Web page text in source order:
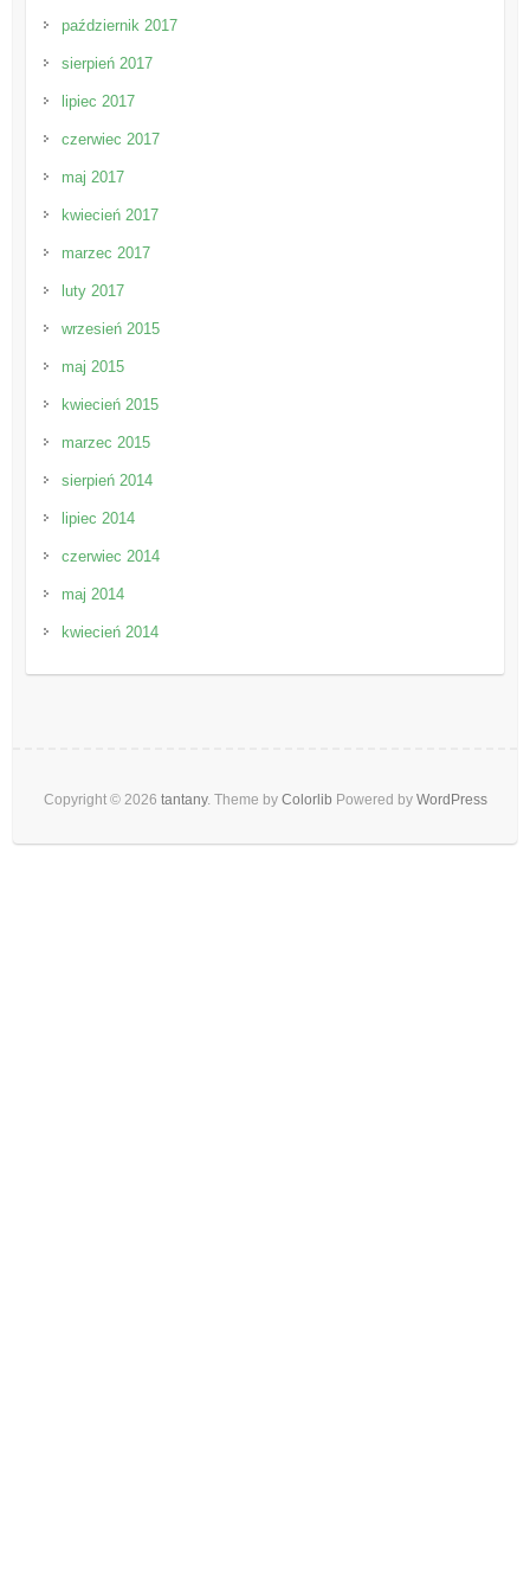
październik 2017
sierpień 2017
lipiec 2017
czerwiec 2017
maj 2017
kwiecień 2017
marzec 2017
luty 2017
wrzesień 2015
maj 2015
kwiecień 2015
marzec 2015
sierpień 2014
lipiec 2014
czerwiec 2014
maj 2014
kwiecień 2014
Copyright © 2026 tantany. Theme by Colorlib Powered by WordPress